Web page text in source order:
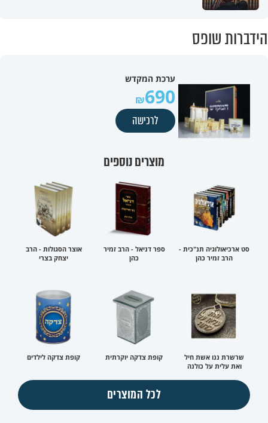
הידברות שופס
ערכת המקדש
690
לרכישה
מוצרים נוספים
סט ארכיאולוגיה תנ"כית -
הרב זמיר כהן
ספר דניאל - הרב זמיר
כהן
אוצר הסגולות - הרב
יצחק בצרי
שרשרת ננו אשת חיל
ואת עלית על כולנה
קופת צדקה יוקרתית קופת צדקה לילדים
לכל המוצרים